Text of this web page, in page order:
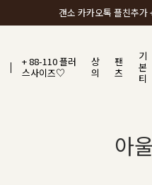
갠소에서 가장 많이 사랑
+ 88-110 플러
스사이즈♡
상
의
팬
츠
기
본
티
아